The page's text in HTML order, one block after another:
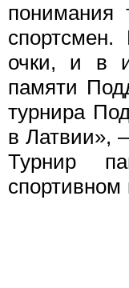
понимания
очки, и в
памяти
турнира
в Латвии»,
Турнир